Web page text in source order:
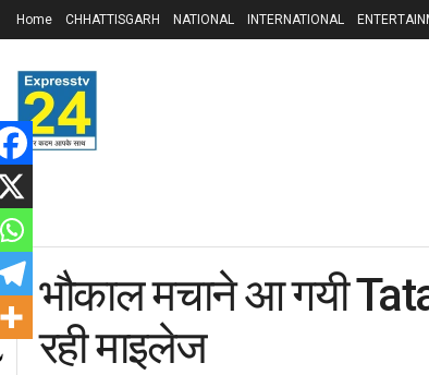
Home CHHATTISGARH NATIONAL INTERNATIONAL
भौकाल मचाने आ गयी
रही माइलेज